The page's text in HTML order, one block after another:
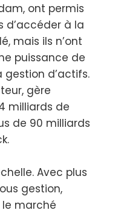
ont permis
d’accéder à la
mais ils n’ont
puissance de
d’actifs.
gère
milliards de
de 90 milliards
Avec plus
gestion,
marché